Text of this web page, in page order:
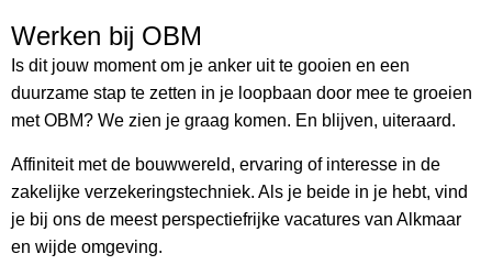
Werken bij OBM
Is dit jouw moment om je anker uit te gooien en een
duurzame stap te zetten in je loopbaan door mee te groeien
met OBM? We zien je graag komen. En blijven, uiteraard.
Affiniteit met de bouwwereld, ervaring of interesse in de
zakelijke verzekeringstechniek. Als je beide in je hebt, vind
je bij ons de meest perspectiefrijke vacatures van Alkmaar
en wijde omgeving.